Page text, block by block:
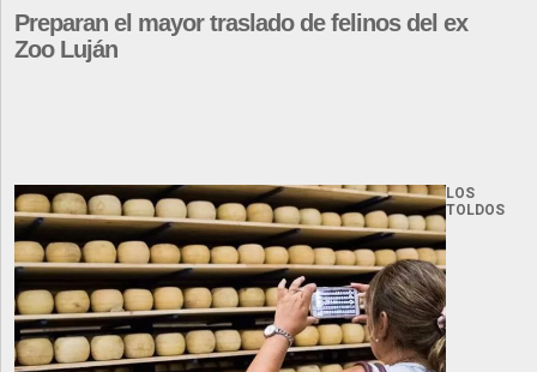
Preparan el mayor traslado de felinos del ex
Zoo Luján
LOS
TOLDOS